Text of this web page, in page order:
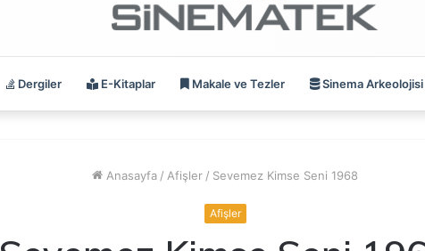
Dergiler E-Kitaplar Makale ve Tezler Sinema Arkeolojisi
Anasayfa / Afişler / Sevemez Kimse Seni 1968
Afişler